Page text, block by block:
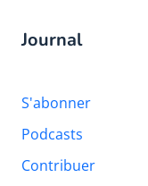
Journal
S'abonner
Podcasts
Contribuer